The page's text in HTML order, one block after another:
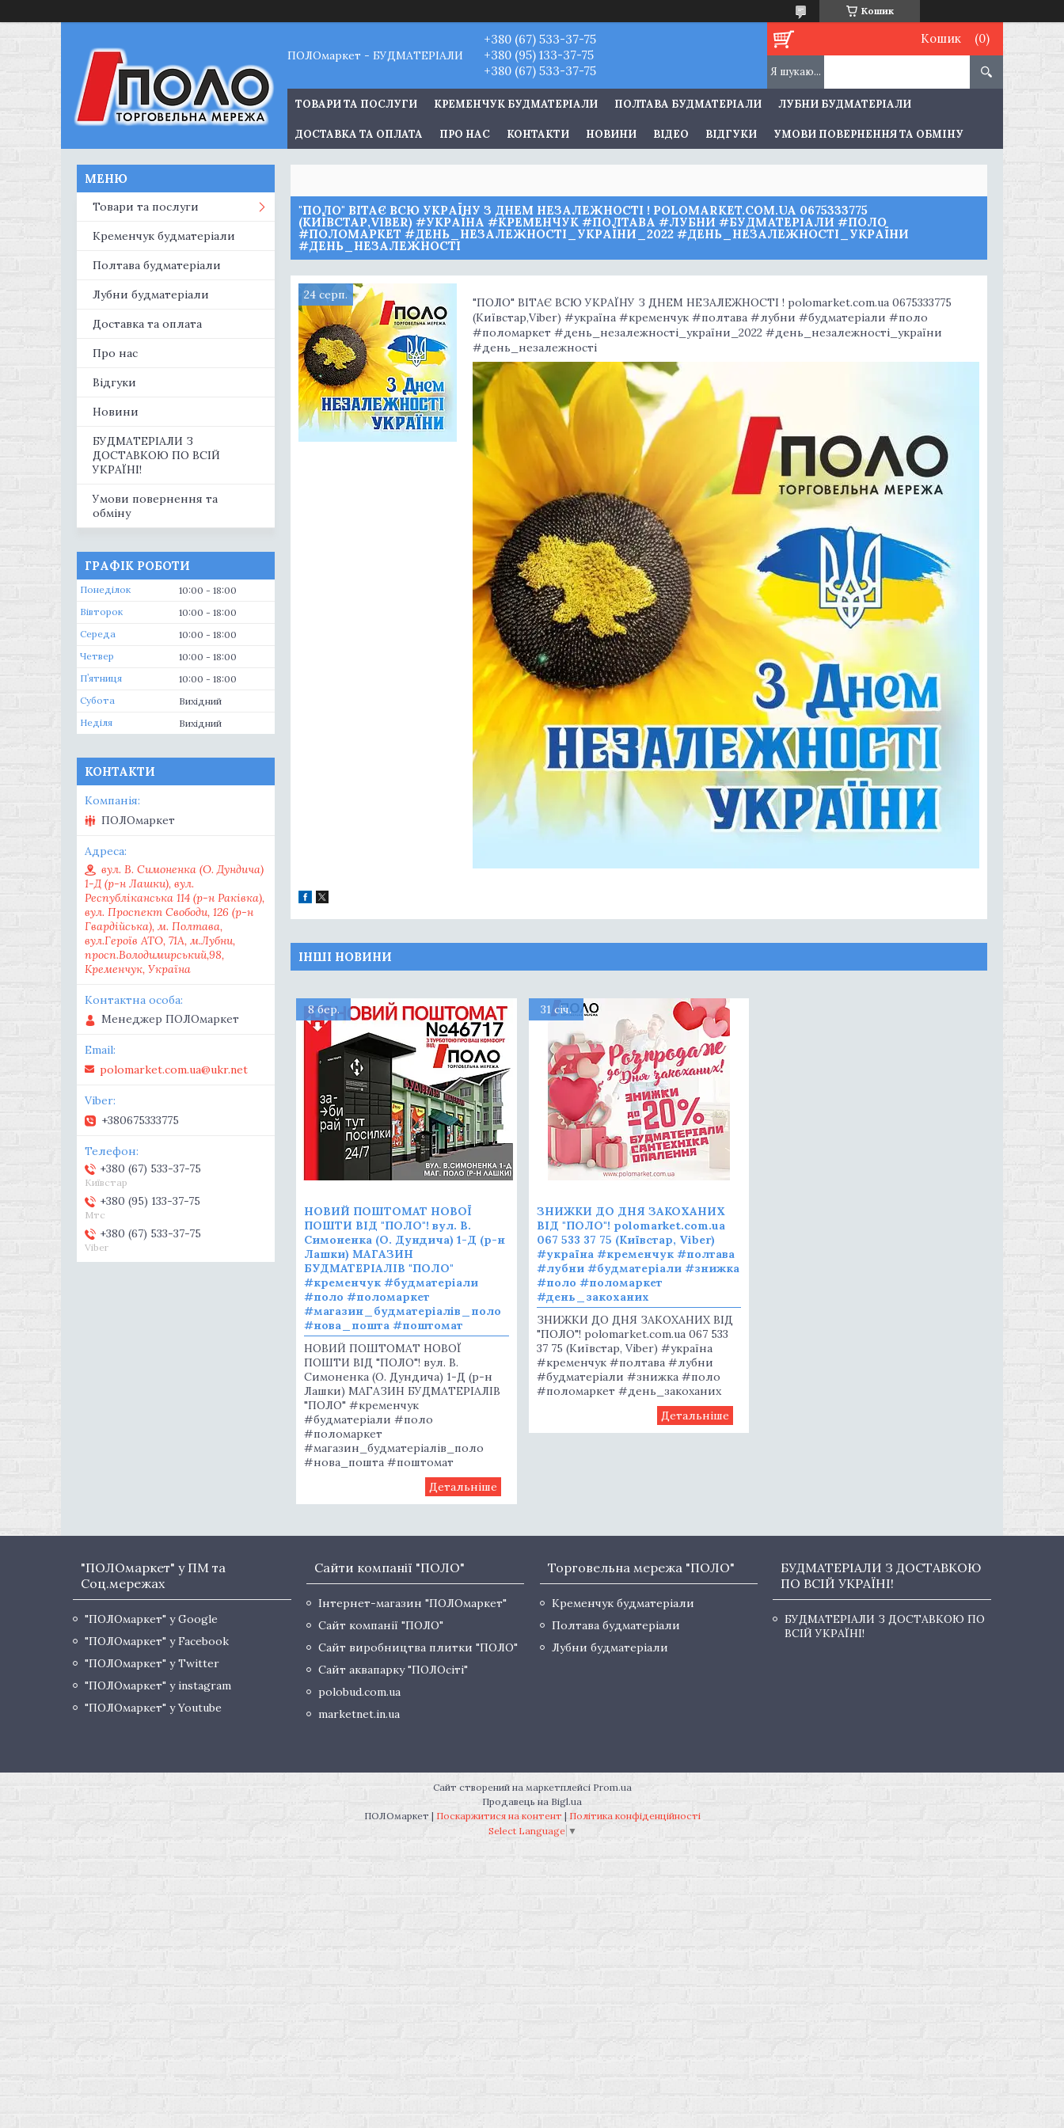
Кошик
ПОЛОмаркет - БУДМАТЕРІАЛИ
+380 (67) 533-37-75
+380 (95) 133-37-75
+380 (67) 533-37-75
Кошик
ТОВАРИ ТА ПОСЛУГИ КРЕМЕНЧУК БУДМАТЕРІАЛИ ПОЛТАВА БУДМАТЕРІАЛИ ЛУБНИ БУДМАТЕРІАЛИ
ДОСТАВКА ТА ОПЛАТА ПРО НАС КОНТАКТИ НОВИНИ ВІДЕО ВІДГУКИ УМОВИ ПОВЕРНЕННЯ ТА ОБМІНУ
"ПОЛО" ВІТАЄ ВСЮ УКРАЇНУ З ДНЕМ НЕЗАЛЕЖНОСТІ ! POLOMARKET.COM.UA 0675333775
(КИЇВСТАР,VIBER) #УКРАЇНА #КРЕМЕНЧУК #ПОЛТАВА #ЛУБНИ #БУДМАТЕРІАЛИ #ПОЛО
#ПОЛОМАРКЕТ #ДЕНЬ_НЕЗАЛЕЖНОСТІ_УКРАЇНИ_2022 #ДЕНЬ_НЕЗАЛЕЖНОСТІ_УКРАЇНИ
#ДЕНЬ_НЕЗАЛЕЖНОСТІ
24 серп.
"ПОЛО" ВІТАЄ ВСЮ УКРАЇНУ З ДНЕМ НЕЗАЛЕЖНОСТІ ! polomarket.com.ua 0675333775
(Київстар,Viber) #україна #кременчук #полтава #лубни #будматеріали #поло
#поломаркет #день_незалежності_україни_2022 #день_незалежності_україни
#день_незалежності
ІНШІ НОВИНИ
8 бер.
НОВИЙ ПОШТОМАТ НОВОЇ
ПОШТИ ВІД "ПОЛО"! вул. В.
Симоненка (О. Дундича) 1-Д (р-н
Лашки) МАГАЗИН
БУДМАТЕРІАЛІВ "ПОЛО"
#кременчук #будматеріали
#поло #поломаркет
#магазин_будматеріалів_поло
#нова_пошта #поштомат
НОВИЙ ПОШТОМАТ НОВОЇ
ПОШТИ ВІД "ПОЛО"! вул. В.
Симоненка (О. Дундича) 1-Д (р-н
Лашки) МАГАЗИН БУДМАТЕРІАЛІВ
"ПОЛО" #кременчук
#будматеріали #поло
#поломаркет
#магазин_будматеріалів_поло
#нова_пошта #поштомат
31 січ.
ЗНИЖКИ ДО ДНЯ ЗАКОХАНИХ
ВІД "ПОЛО"! polomarket.com.ua
067 533 37 75 (Київстар, Viber)
#україна #кременчук #полтава
#лубни #будматеріали #знижка
#поло #поломаркет
#день_закоханих
ЗНИЖКИ ДО ДНЯ ЗАКОХАНИХ ВІД
"ПОЛО"! polomarket.com.ua 067 533
37 75 (Київстар, Viber) #україна
#кременчук #полтава #лубни
#будматеріали #знижка #поло
#поломаркет #день_закоханих
Товари та послуги
Кременчук будматеріали
Полтава будматеріали
Лубни будматеріали
Доставка та оплата
Про нас
Відгуки
Новини
БУДМАТЕРІАЛИ З
ДОСТАВКОЮ ПО ВСІЙ
УКРАЇНІ!
Умови повернення та
обміну
ГРАФІК РОБОТИ
Понеділок 10:00
18:00
Вівторок
10:00
18:00
Середа
10:00
18:00
Четвер
10:00
18:00
Пʼятниця
10:00
18:00
Субота
Вихідний
Неділя
Вихідний
КОНТАКТИ
ПОЛОмаркет
вул. В. Симоненка (О. Дундича)
1-Д (р-н Лашки), вул.
Республіканська 114 (р-н Раківка),
вул. Проспект Свободи, 126 (р-н
Гвардійська), м. Полтава,
вул.Героїв АТО, 71А, м.Лубни,
просп.Володимирський,98,
Кременчук, Україна
Менеджер ПОЛОмаркет
polomarket.com.ua@ukr.net
+380675333775
+380 (67) 533-37-75
Київстар
+380 (95) 133-37-75
Мтс
+380 (67) 533-37-75
Viber
"ПОЛОмаркет" у ПМ та
Соц.мережах
"ПОЛОмаркет" у Google
"ПОЛОмаркет" у Facebook
"ПОЛОмаркет" у Twitter
"ПОЛОмаркет" у instagram
"ПОЛОмаркет" у Youtube
Сайти компанії "ПОЛО"
Інтернет-магазин "ПОЛОмаркет"
Сайт компанії "ПОЛО"
Сайт виробництва плитки "ПОЛО"
Сайт аквапарку "ПОЛОсіті"
polobud.com.ua
marketnet.in.ua
Торговельна мережа "ПОЛО"
Кременчук будматеріали
Полтава будматеріали
Лубни будматеріали
БУДМАТЕРІАЛИ З ДОСТАВКОЮ
ПО ВСІЙ УКРАЇНІ!
БУДМАТЕРІАЛИ З ДОСТАВКОЮ ПО
ВСІЙ УКРАЇНІ!
Сайт створений на маркетплейсі Prom.ua
Продавець на Bigl.ua
ПОЛОмаркет | Поскаржитися на контент | Політика конфіденційності
Select Language ▼